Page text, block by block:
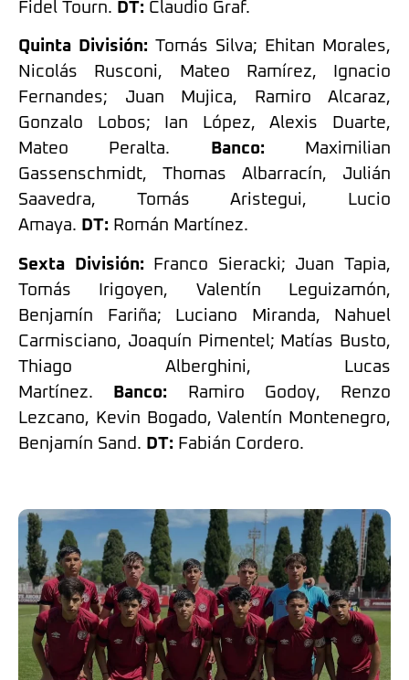
Fidel Tourn. DT: Claudio Graf.
Quinta División: Tomás Silva; Ehitan Morales,
Nicolás Rusconi, Mateo Ramírez, Ignacio
Fernandes; Juan Mujica, Ramiro Alcaraz,
Gonzalo Lobos; Ian López, Alexis Duarte,
Mateo Peralta.
Banco: Maximilian
Gassenschmidt, Thomas Albarracín, Julián
Saavedra, Tomás Aristegui, Lucio
Amaya. DT: Román Martínez.
Sexta División: Franco Sieracki; Juan Tapia,
Tomás Irigoyen, Valentín Leguizamón,
Benjamín Fariña; Luciano Miranda, Nahuel
Carmisciano, Joaquín Pimentel; Matías Busto,
Thiago Alberghini, Lucas
Martínez.
Banco: Ramiro Godoy, Renzo
Lezcano, Kevin Bogado, Valentín Montenegro,
Benjamín Sand. DT: Fabián Cordero.